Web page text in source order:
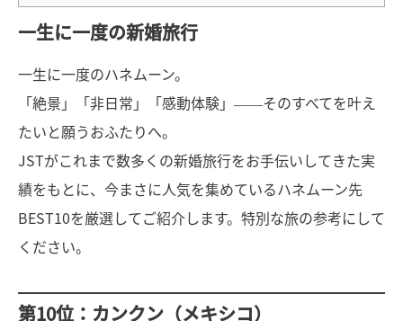
一生に一度の新婚旅行
一生に一度のハネムーン。
「絶景」「非日常」「感動体験」――そのすべてを叶え
たいと願うおふたりへ。
JSTがこれまで数多くの新婚旅行をお手伝いしてきた実
績をもとに、今まさに人気を集めているハネムーン先
BEST10を厳選してご紹介します。特別な旅の参考にして
ください。
第10位：カンクン（メキシコ）